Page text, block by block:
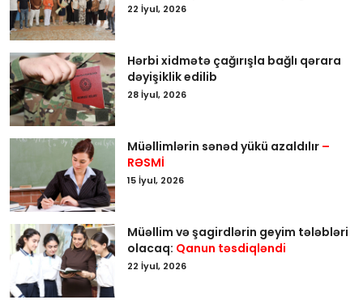
22 İyul, 2026
Hərbi xidmətə çağırışla bağlı qərara
dəyişiklik edilib
28 İyul, 2026
Müəllimlərin sənəd yükü azaldılır –
RƏSMİ
15 İyul, 2026
Müəllim və şagirdlərin geyim tələbləri
olacaq: Qanun təsdiqləndi
22 İyul, 2026